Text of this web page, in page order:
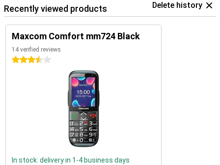
Recently viewed products Delete history
Maxcom Comfort mm724 Black
14 verified reviews
3.5 stars
In stock: delivery in 1-4 business days